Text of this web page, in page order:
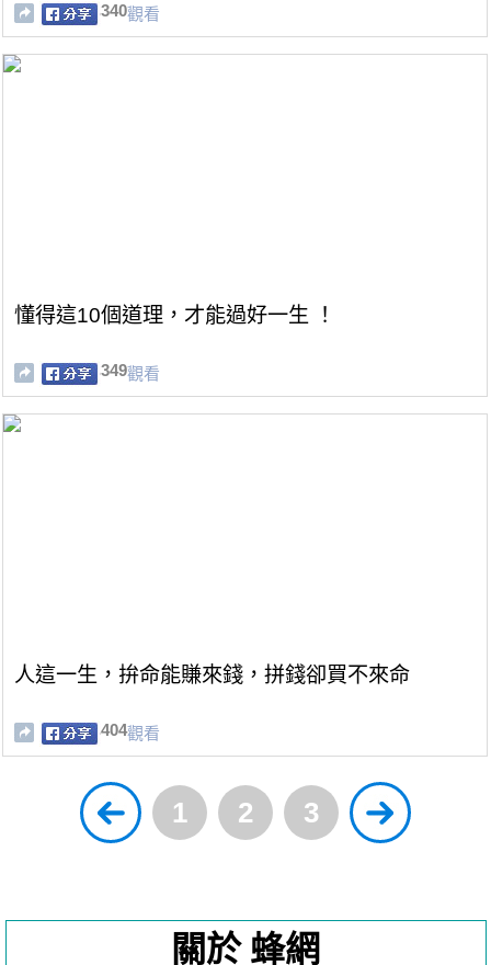
340觀看
懂得這10個道理，才能過好一生 ！
349觀看
人這一生，拚命能賺來錢，拼錢卻買不來命
404觀看
1 2 3
關於 蜂網